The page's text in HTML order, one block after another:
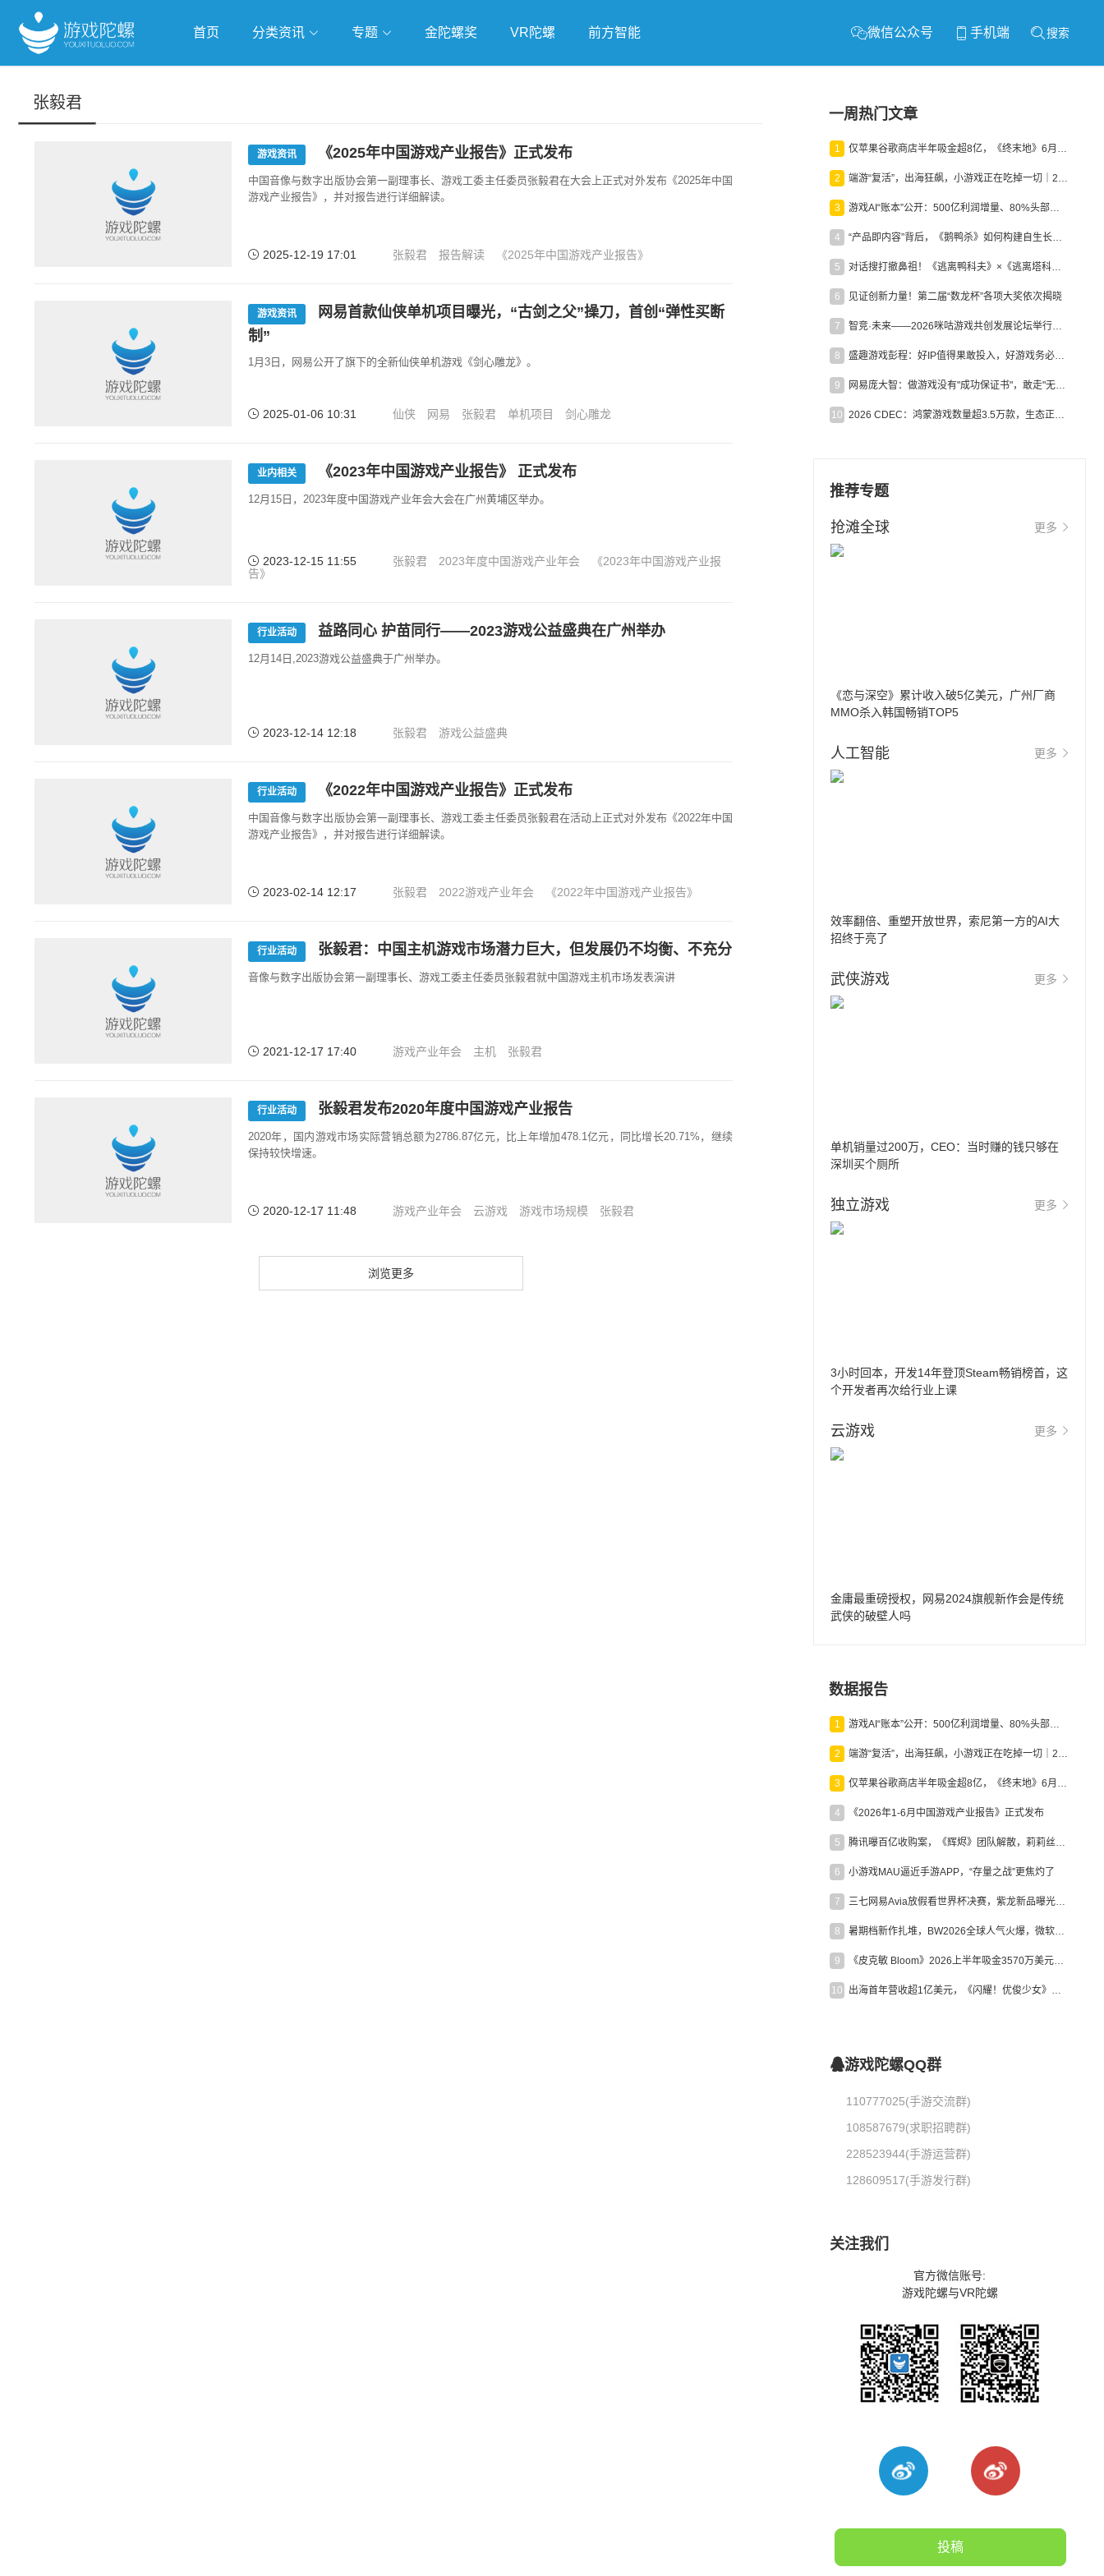
首页 分类资讯 专题 金陀螺奖 VR陀螺 前方智能 微信公众号 手机端 搜索
张毅君
游戏资讯 《2025年中国游戏产业报告》正式发布
中国音像与数字出版协会第一副理事长、游戏工委主任委员张毅君在大会上正式对外发布《2025年中国
游戏产业报告》，并对报告进行详细解读。
2025-12-19 17:01 张毅君 报告解读 《2025年中国游戏产业报告》
游戏资讯
网易首款仙侠单机项目曝光，“古剑之父”操刀，首创“弹性买断
制”
1月3日，网易公开了旗下的全新仙侠单机游戏《剑心雕龙》。
2025-01-06 10:31 仙侠 网易 张毅君 单机项目 剑心雕龙
业内相关 《2023年中国游戏产业报告》 正式发布
12月15日，2023年度中国游戏产业年会大会在广州黄埔区举办。
2023-12-15 11:55 张毅君 2023年度中国游戏产业年会
《2023年中国游戏产业报
告》
行业活动 益路同心 护苗同行——2023游戏公益盛典在广州举办
12月14日,2023游戏公益盛典于广州举办。
2023-12-14 12:18 张毅君 游戏公益盛典
行业活动 《2022年中国游戏产业报告》正式发布
中国音像与数字出版协会第一副理事长、游戏工委主任委员张毅君在活动上正式对外发布《2022年中国
游戏产业报告》，并对报告进行详细解读。
2023-02-14 12:17 张毅君 2022游戏产业年会 《2022年中国游戏产业报告》
行业活动 张毅君：中国主机游戏市场潜力巨大，但发展仍不均衡、不充分
音像与数字出版协会第一副理事长、游戏工委主任委员张毅君就中国游戏主机市场发表演讲
2021-12-17 17:40 游戏产业年会 主机 张毅君
行业活动 张毅君发布2020年度中国游戏产业报告
2020年，国内游戏市场实际营销总额为2786.87亿元，比上年增加478.1亿元，同比增长20.71%，继续
保持较快增速。
2020-12-17 11:48 游戏产业年会 云游戏 游戏市场规模 张毅君
浏览更多
一周热门文章
1 仅苹果谷歌商店半年吸金超8亿，《终末地》6月份收入显著回暖
2 端游“复活”，出海狂飙，小游戏正在吃掉一切｜2026上半年产业报告
3 游戏AI“账本”公开：500亿利润增量、80%头部入局，谁在闷声发财？
4 “产品即内容”背后，《鹅鸭杀》如何构建自生长生态？
5 对话搜打撤鼻祖！《逃离鸭科夫》×《逃离塔科夫》官方线下沙龙落幕
6 见证创新力量！第二届“数龙杯”各项大奖依次揭晓
7 智竞·未来——2026咪咕游戏共创发展论坛举行：聚力精品内容、AI创作与电竞生态，共建高品质益智健康游戏社区
8 盛趣游戏彭程：好IP值得果敢投入，好游戏务必长效经营
9 网易庞大智：做游戏没有"成功保证书"，敢走"无人区"才是真原创
10 2026 CDEC：鸿蒙游戏数量超3.5万款，生态正循环加速产业高质量发展
推荐专题
抢滩全球 更多
《恋与深空》累计收入破5亿美元，广州厂商
MMO杀入韩国畅销TOP5
人工智能 更多
效率翻倍、重塑开放世界，索尼第一方的AI大
招终于亮了
武侠游戏 更多
单机销量过200万，CEO：当时赚的钱只够在
深圳买个厕所
独立游戏 更多
3小时回本，开发14年登顶Steam畅销榜首，这
个开发者再次给行业上课
云游戏 更多
金庸最重磅授权，网易2024旗舰新作会是传统
武侠的破壁人吗
数据报告
1 游戏AI“账本”公开：500亿利润增量、80%头部入局，谁在闷声发财？
2 端游“复活”，出海狂飙，小游戏正在吃掉一切｜2026上半年产业报告
3 仅苹果谷歌商店半年吸金超8亿，《终末地》6月份收入显著回暖
4 《2026年1-6月中国游戏产业报告》正式发布
5 腾讯曝百亿收购案，《辉烬》团队解散，莉莉丝新作曝光｜陀螺周报
6 小游戏MAU逼近手游APP，“存量之战”更焦灼了
7 三七网易Avia放假看世界杯决赛，紫龙新品曝光，米哈游新作上线 | 陀螺周报
8 暑期档新作扎堆，BW2026全球人气火爆，微软XBOX大裁员|陀螺周报
9 《皮克敏 Bloom》2026上半年吸金3570万美元，中国台湾成最大市场
10 出海首年营收超1亿美元，《闪耀！优俊少女》美国市场占比达七成
游戏陀螺QQ群
110777025(手游交流群)
108587679(求职招聘群)
228523944(手游运营群)
128609517(手游发行群)
关注我们
官方微信账号:
游戏陀螺与VR陀螺
投稿